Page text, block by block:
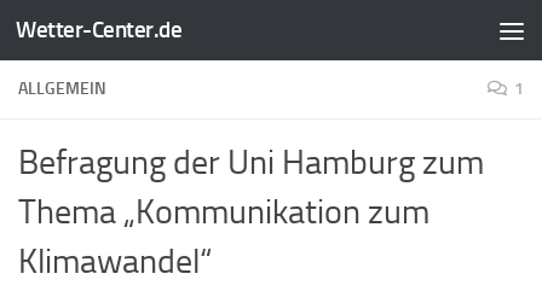
Zum Inhalt springen
Wetter-Center.de
ALLGEMEIN 1
Befragung der Uni Hamburg zum
Thema „Kommunikation zum
Klimawandel“